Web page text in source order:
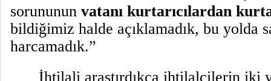
sorununun vatanı kurtarıcılardan
bildiğimiz halde açıklamadık, bu yolda
harcamadık.”
İhtilali araştırdıkça ihtilalcilerin iki